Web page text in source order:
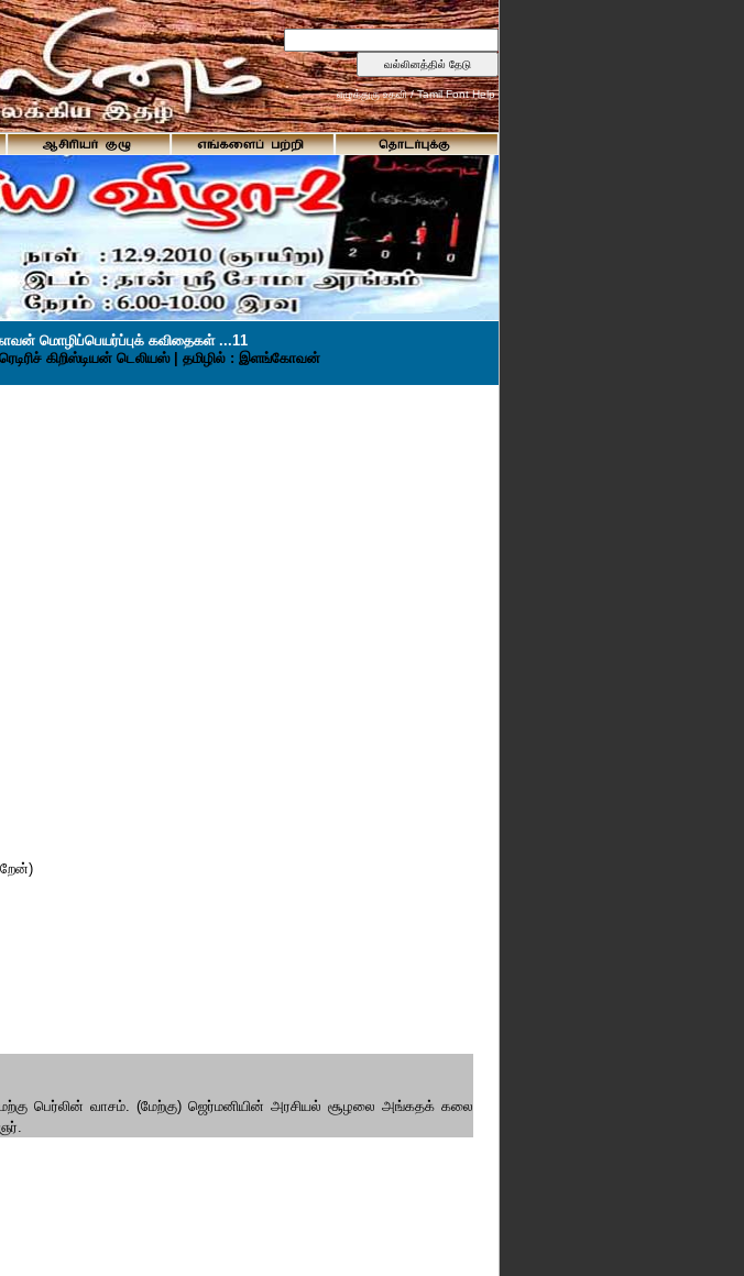
எழுத்துரு உதவி / Tamil Font Help
மொழிப்பெயர்ப்புக் கவிதைகள் ...11
கிறிஸ்டியன் டெலியஸ் | தமிழில் : இளங்கோவன்
மேற்கு பெர்லின் வாசம். (மேற்கு) ஜெர்மனியின் அரசியல் சூழலை அங்கதக் கலை